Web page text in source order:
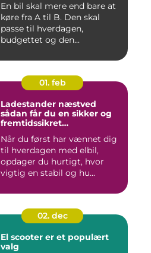
En bil skal mere end bare at
køre fra A til B. Den skal
passe til hverdagen,
budgettet og den...
01. feb
Ladestander næstved
sådan får du en sikker og
fremtidssikret
Når du først har vænnet dig
til hverdagen med elbil,
opdager du hurtigt, hvor
vigtig en stabil og hu...
02. dec
El scooter er et populært
valg